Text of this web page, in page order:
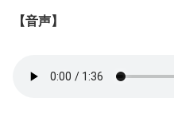
【音声】